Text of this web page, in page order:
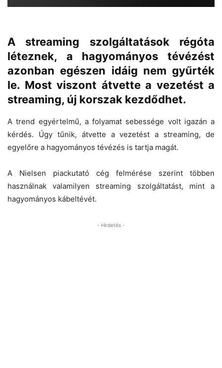
A streaming szolgáltatások régóta
léteznek, a hagyományos tévézést
azonban egészen idáig nem gyűrték
le. Most viszont átvette a vezetést a
streaming, új korszak kezdődhet.
A trend egyértelmű, a folyamat sebessége volt igazán a
kérdés. Úgy tűnik, átvette a vezetést a streaming, de
egyelőre a hagyományos tévézés is tartja magát.
A Nielsen piackutató cég felmérése szerint többen
használnak valamilyen streaming szolgáltatást, mint a
hagyományos kábeltévét.
- Hirdetés -